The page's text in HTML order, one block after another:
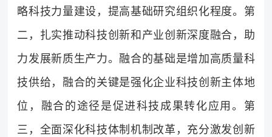
略科技力量建设，提高基础研究组织化程度。第
二，扎实推动科技创新和产业创新深度融合，助
力发展新质生产力。融合的基础是增加高质量科
技供给，融合的关键是强化企业科技创新主体地
位，融合的途径是促进科技成果转化应用。第
三，全面深化科技体制机制改革，充分激发创新